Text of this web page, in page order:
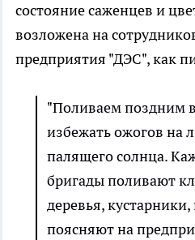
состояние саженцев и
возложена на
предприятия "ДЭС", как
"Поливаем поздним
избежать ожогов на
палящего солнца.
бригады поливают
деревья, кустарники,
поясняют на